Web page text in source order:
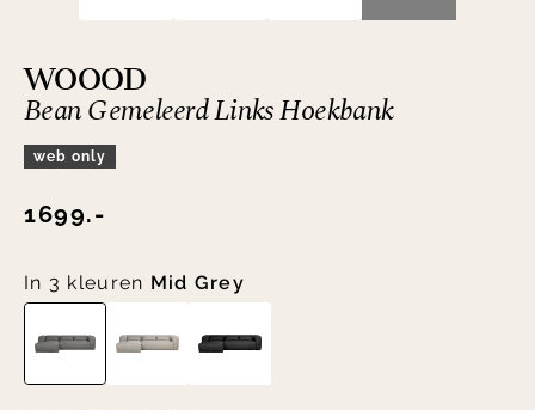
WOOOD
Bean Gemeleerd Links Hoekbank
web only
1699.-
In 3 kleuren Mid Grey